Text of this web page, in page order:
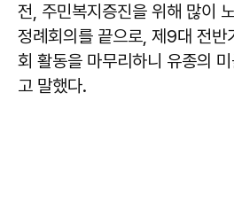
전, 주민복지증진을 위해 많이
정례회의를 끝으로, 제9대 전반
회 활동을 마무리하니 유종의
고 말했다.